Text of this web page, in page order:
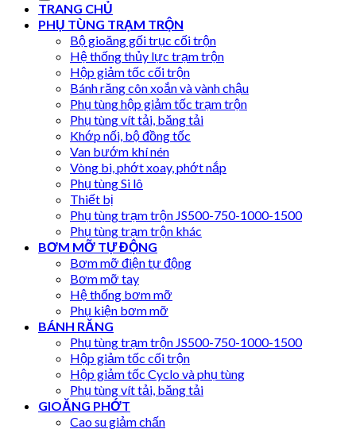
TRANG CHỦ
PHỤ TÙNG TRẠM TRỘN
Bộ gioăng gối trục cối trộn
Hệ thống thủy lực trạm trộn
Hộp giảm tốc cối trộn
Bánh răng côn xoắn và vành chậu
Phụ tùng hộp giảm tốc trạm trộn
Phụ tùng vít tải, băng tải
Khớp nối, bộ đồng tốc
Van bướm khí nén
Vòng bi, phớt xoay, phớt nắp
Phụ tùng Si lô
Thiết bị
Phụ tùng trạm trộn JS500-750-1000-1500
Phụ tùng trạm trộn khác
BƠM MỠ TỰ ĐỘNG
Bơm mỡ điện tự động
Bơm mỡ tay
Hệ thống bơm mỡ
Phụ kiện bơm mỡ
BÁNH RĂNG
Phụ tùng trạm trộn JS500-750-1000-1500
Hộp giảm tốc cối trộn
Hộp giảm tốc Cyclo và phụ tùng
Phụ tùng vít tải, băng tải
GIOĂNG PHỚT
Cao su giảm chấn